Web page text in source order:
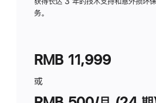
务。
RMB 11,999
或